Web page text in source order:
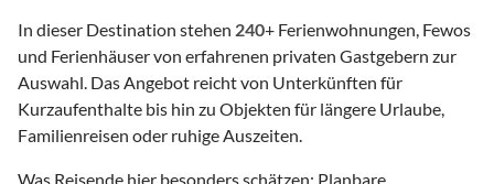
In dieser Destination stehen 240+ Ferienwohnungen, Fewos
und Ferienhäuser von erfahrenen privaten Gastgebern zur
Auswahl. Das Angebot reicht von Unterkünften für
Kurzaufenthalte bis hin zu Objekten für längere Urlaube,
Familienreisen oder ruhige Auszeiten.
Was Reisende hier besonders schätzen: Planbare